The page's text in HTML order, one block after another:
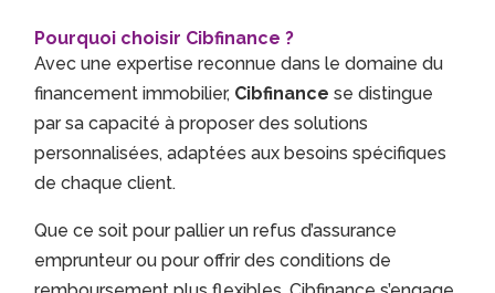
Pourquoi choisir Cibfinance ?
Avec une expertise reconnue dans le domaine du
financement immobilier, Cibfinance se distingue
par sa capacité à proposer des solutions
personnalisées, adaptées aux besoins spécifiques
de chaque client.
Que ce soit pour pallier un refus d’assurance
emprunteur ou pour offrir des conditions de